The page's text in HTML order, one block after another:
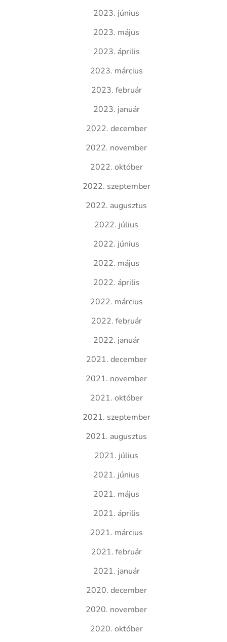
2023. június
2023. május
2023. április
2023. március
2023. február
2023. január
2022. december
2022. november
2022. október
2022. szeptember
2022. augusztus
2022. július
2022. június
2022. május
2022. április
2022. március
2022. február
2022. január
2021. december
2021. november
2021. október
2021. szeptember
2021. augusztus
2021. július
2021. június
2021. május
2021. április
2021. március
2021. február
2021. január
2020. december
2020. november
2020. október